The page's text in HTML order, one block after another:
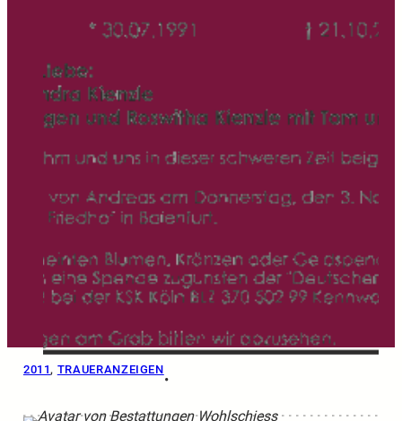
2011 , TRAUERANZEIGEN
•